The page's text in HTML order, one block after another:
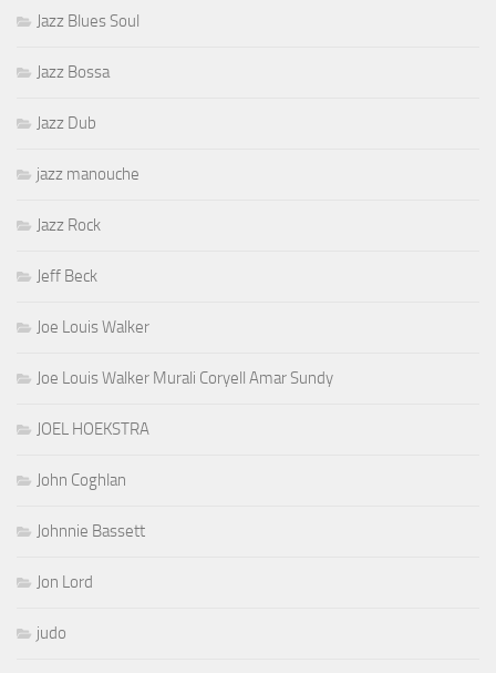
Jazz Blues Soul
Jazz Bossa
Jazz Dub
jazz manouche
Jazz Rock
Jeff Beck
Joe Louis Walker
Joe Louis Walker Murali Coryell Amar Sundy
JOEL HOEKSTRA
John Coghlan
Johnnie Bassett
Jon Lord
judo